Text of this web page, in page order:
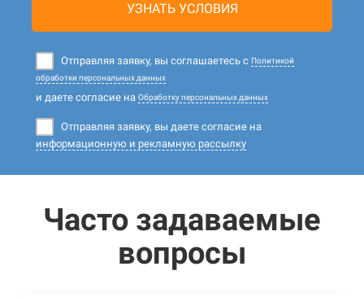
УЗНАТЬ УСЛОВИЯ
Отправляя заявку, вы соглашаетесь с Политикой
обработки персональных данных
и даете согласие на Обработку персональных данных
Отправляя заявку, вы даете согласие на
информационную и рекламную рассылку
Часто задаваемые
вопросы